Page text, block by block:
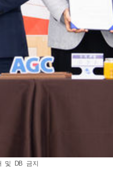
및 DB 금지